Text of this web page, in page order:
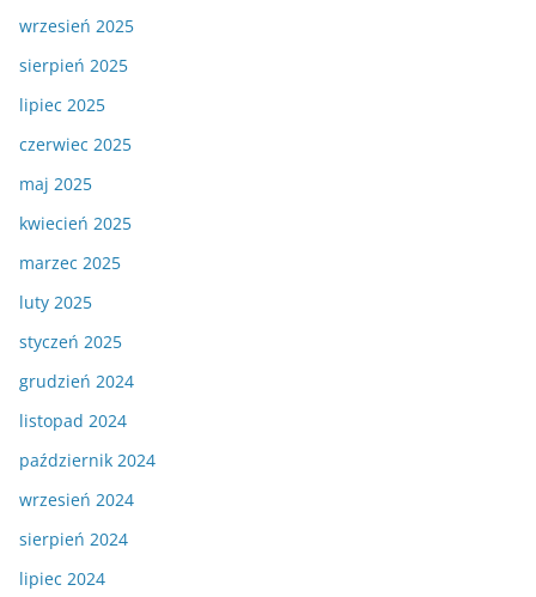
wrzesień 2025
sierpień 2025
lipiec 2025
czerwiec 2025
maj 2025
kwiecień 2025
marzec 2025
luty 2025
styczeń 2025
grudzień 2024
listopad 2024
październik 2024
wrzesień 2024
sierpień 2024
lipiec 2024